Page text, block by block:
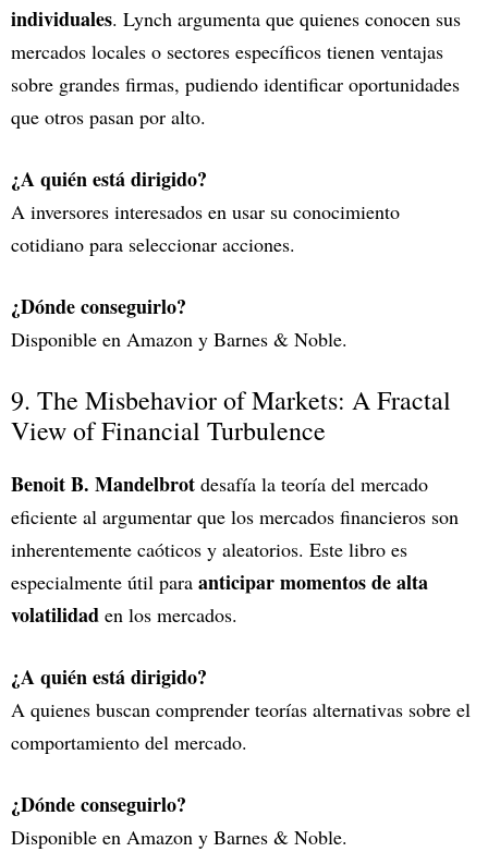
individuales. Lynch argumenta que quienes conocen sus
mercados locales o sectores específicos tienen ventajas
sobre grandes firmas, pudiendo identificar oportunidades
que otros pasan por alto.
¿A quién está dirigido?
A inversores interesados en usar su conocimiento
cotidiano para seleccionar acciones.
¿Dónde conseguirlo?
Disponible en Amazon y Barnes & Noble.
9. The Misbehavior of Markets: A Fractal
View of Financial Turbulence
Benoit B. Mandelbrot desafía la teoría del mercado
eficiente al argumentar que los mercados financieros son
inherentemente caóticos y aleatorios. Este libro es
especialmente útil para anticipar momentos de alta
volatilidad en los mercados.
¿A quién está dirigido?
A quienes buscan comprender teorías alternativas sobre el
comportamiento del mercado.
¿Dónde conseguirlo?
Disponible en Amazon y Barnes & Noble.